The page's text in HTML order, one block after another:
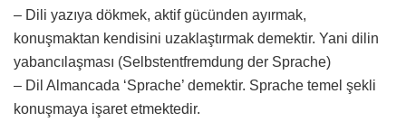
– Dili yazıya dökmek, aktif gücünden ayırmak,
konuşmaktan kendisini uzaklaştırmak demektir. Yani dilin
yabancılaşması (Selbstentfremdung der Sprache)
– Dil Almancada ‘Sprache’ demektir. Sprache temel şekli
konuşmaya işaret etmektedir.